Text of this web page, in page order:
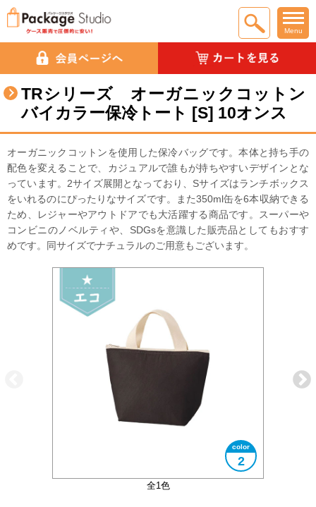
Menu
TRシリーズ オーガニックコットン
バイカラー保冷トート [S] 10オンス
オーガニックコットンを使用した保冷バッグです。本体と持ち手の
配色を変えることで、カジュアルで誰もが持ちやすいデザインとな
っています。2サイズ展開となっており、Sサイズはランチボックス
をいれるのにぴったりなサイズです。また350ml缶を6本収納できる
ため、レジャーやアウトドアでも大活躍する商品です。スーパーや
コンビニのノベルティや、SDGsを意識した販売品としてもおすす
めです。同サイズでナチュラルのご用意もございます。
全1色
2
A5サイズ対応
大きさイメ―ジ
使用イメージ